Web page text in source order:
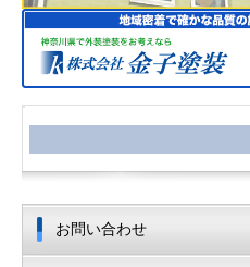
イ
検
お問い合わせ